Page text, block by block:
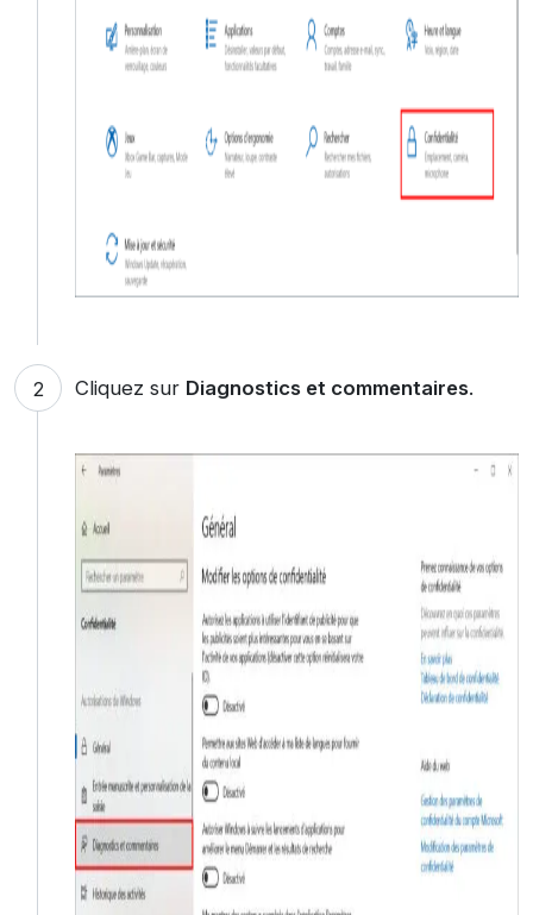
Cliquez sur Diagnostics et commentaires.